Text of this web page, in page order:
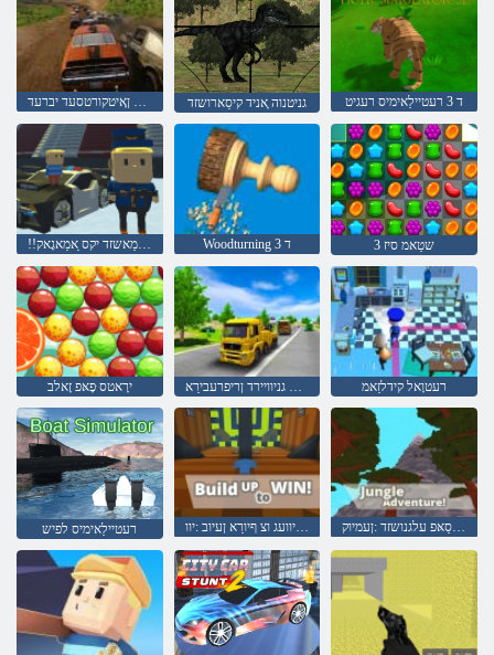
רעטיילַאימיס ןָאיטקורטסעד יברעד גניטנוה ָאניד קיסַארושזד ד 3 רעטיילַאימיס רעגיט
!!גניּפמַאשזד יקס ַאמַאגָאק Woodturning 3 ד 3 שטַאמ סיז
ירָאטס ּפָאּפ זָאלב רעטוָאל קידלזַאמ
רעטיילַאימיס לפיש ןעניוועג וצ ףיורַא ןעיוב :יוו גנוריסַאּפ עלגנושזד :ןעמיוק